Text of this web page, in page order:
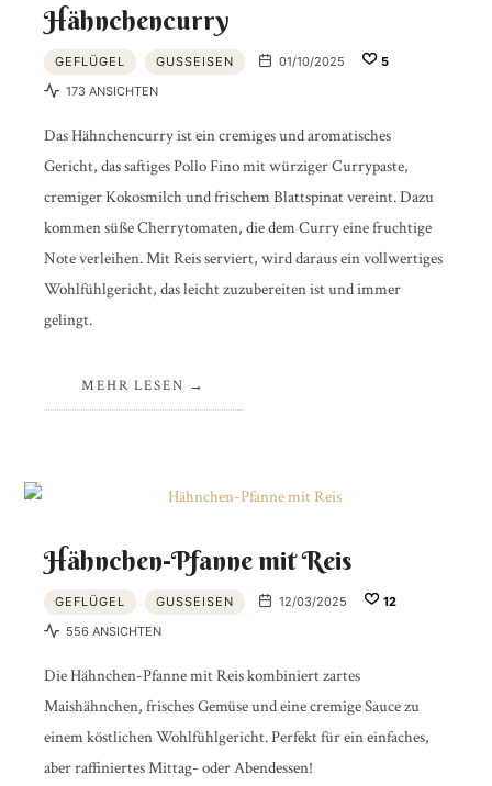
Hähnchencurry
GEFLÜGEL GUSSEISEN 01/10/2025
5
173 ANSICHTEN
Das Hähnchencurry ist ein cremiges und aromatisches
Gericht, das saftiges Pollo Fino mit würziger Currypaste,
cremiger Kokosmilch und frischem Blattspinat vereint. Dazu
kommen süße Cherrytomaten, die dem Curry eine fruchtige
Note verleihen. Mit Reis serviert, wird daraus ein vollwertiges
Wohlfühlgericht, das leicht zuzubereiten ist und immer
gelingt.
MEHR LESEN
Hähnchen-Pfanne mit Reis
GEFLÜGEL GUSSEISEN 12/03/2025
12
556 ANSICHTEN
Die Hähnchen-Pfanne mit Reis kombiniert zartes
Maishähnchen, frisches Gemüse und eine cremige Sauce zu
einem köstlichen Wohlfühlgericht. Perfekt für ein einfaches,
aber raffiniertes Mittag- oder Abendessen!